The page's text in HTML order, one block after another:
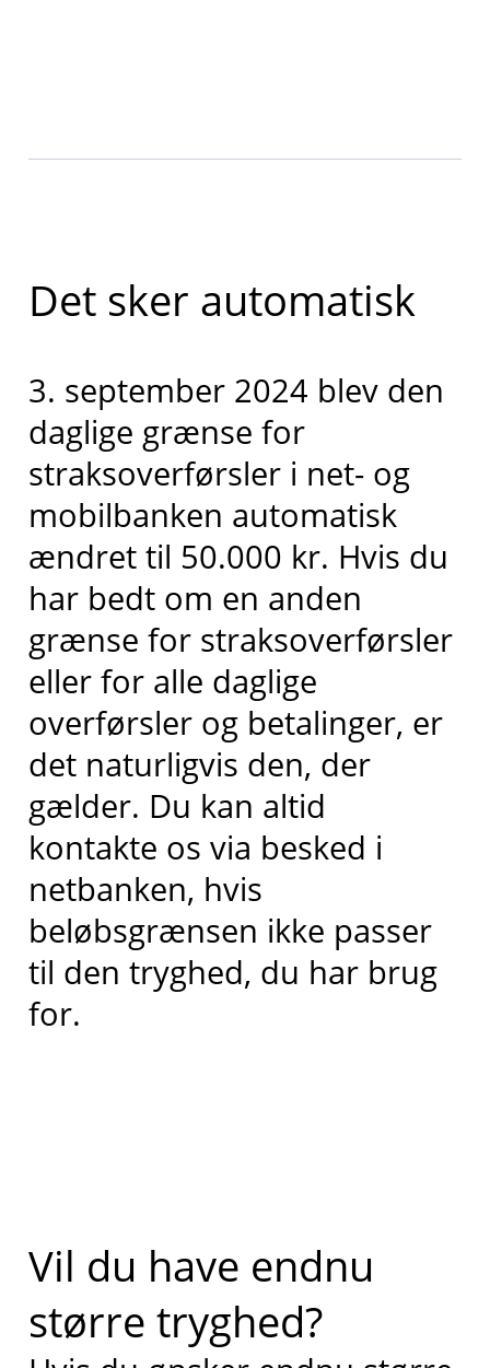
Det sker automatisk
3. september 2024 blevden
daglige grænse for
straksoverførsler i net- og
mobilbanken automatisk
ændret til 50.000 kr. Hvis du
har bedt om en anden
grænse for straksoverførsler
eller for alle daglige
overførsler og betalinger, er
det naturligvis den, der
gælder. Du kan altid
kontakte os via besked i
netbanken, hvis
beløbsgrænsen ikke passer
til den tryghed, du har brug
for.
Vil du have endnu
større tryghed?